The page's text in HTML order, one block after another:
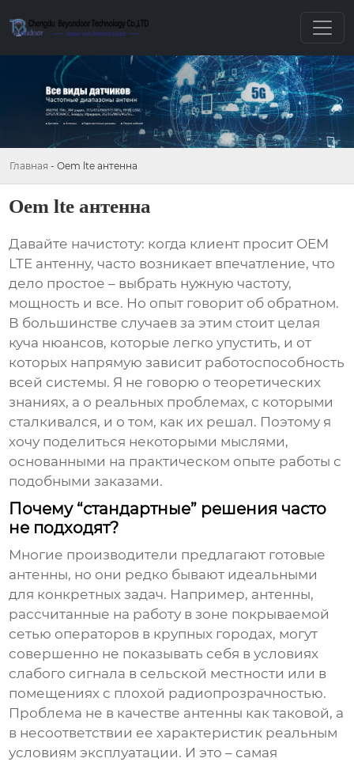
Главная - Oem lte антенна
Oem lte антенна
Давайте начистоту: когда клиент просит OEM
LTE антенну, часто возникает впечатление, что
дело простое – выбрать нужную частоту,
мощность и все. Но опыт говорит об обратном.
В большинстве случаев за этим стоит целая
куча нюансов, которые легко упустить, и от
которых напрямую зависит работоспособность
всей системы. Я не говорю о теоретических
знаниях, а о реальных проблемах, с которыми
сталкивался, и о том, как их решал. Поэтому я
хочу поделиться некоторыми мыслями,
основанными на практическом опыте работы с
подобными заказами.
Почему “стандартные” решения часто
не подходят?
Многие производители предлагают готовые
антенны, но они редко бывают идеальными
для конкретных задач. Например, антенны,
рассчитанные на работу в зоне покрываемой
сетью операторов в крупных городах, могут
совершенно не показывать себя в условиях
слабого сигнала в сельской местности или в
помещениях с плохой радиопрозрачностью.
Проблема не в качестве антенны как таковой, а
в несоответствии ее характеристик реальным
условиям эксплуатации. И это – самая